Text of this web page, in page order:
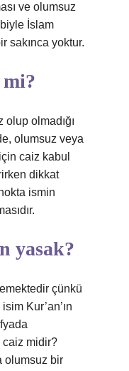
ve olumsuz
İslam
sakınca yoktur.
olmadığı
olumsuz veya
caiz kabul
dikkat
ismin
yasak?
çünkü
Kur’an’ın
caiz midir?
olumsuz bir